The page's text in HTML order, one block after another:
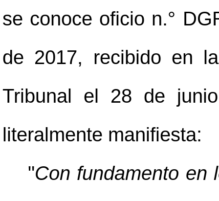
se conoce oficio n.°
de 2017, recibido en
Tribunal el 28 de
literalmente manifiesta:
"Con fundamento en